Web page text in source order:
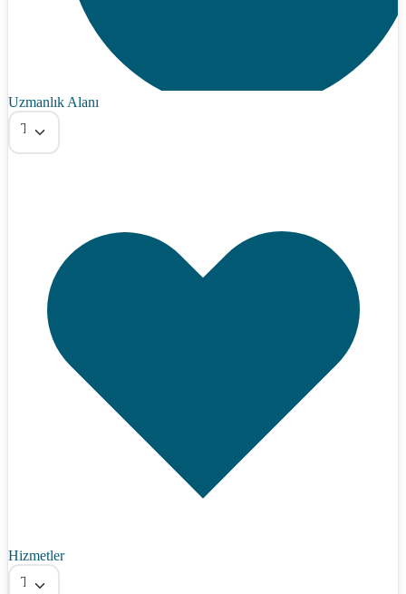
Uzmanlık Alanı
Tümü
Hizmetler
Tümü